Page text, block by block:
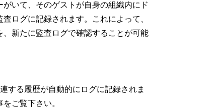
いて、そのゲストが自身の組織内にド
ログに記録されます。これによって、
新たに監査ログで確認することが可能
する履歴が自動的にログに記録されま
ご覧下さい。